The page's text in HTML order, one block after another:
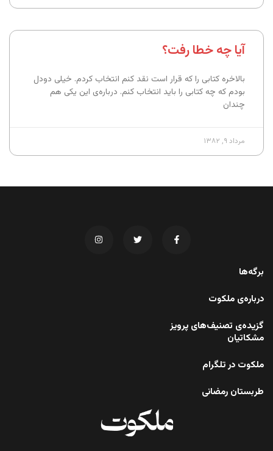
آیا چه خطا رفت؟
بالاخره کتابی را که قرار است نقد کنم انتخاب کردم. خیلی دودل
بودم که چه کتابی را باید انتخاب کنم. درباره‌ی این یکی هم
چندان
مرداد ۹, ۱۳۸۲
برگه‌ها
درباره‌ی ملکوت
گزیده‌ی تصنیف‌های پرویز
مشکاتیان
ملکوت در تلگرام
طربستان رمضانی